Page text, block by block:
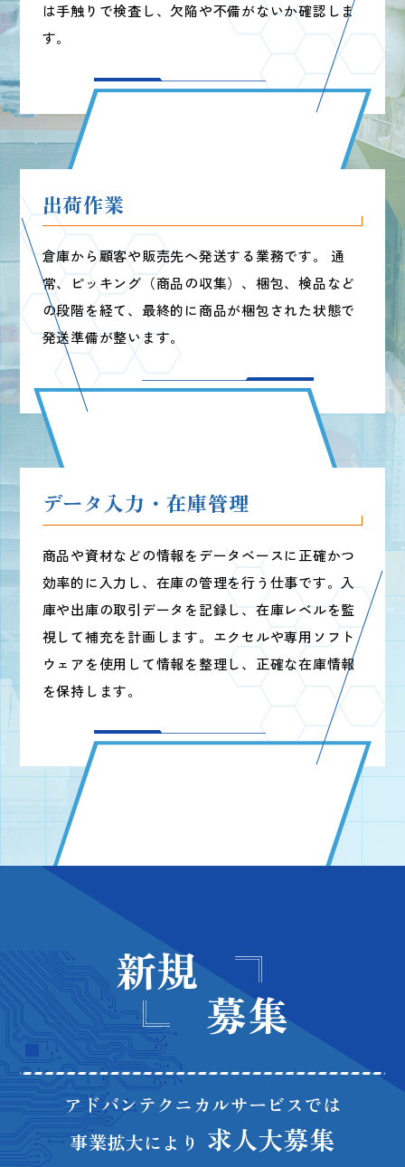
は手触りで検査し、欠陥や不備がないか確認しま
す。
WORK WORK WORK WORK WORK
出荷作業
倉庫から顧客や販売先へ発送する業務です。
通
常、ピッキング（商品の収集）、 梱包、検品など
の段階を経て、 最終的に商品が梱包された状態で
発送準備が整います。
WORK WORK WORK WORK WORK
データ入力・在庫管理
商品や資材などの情報をデータベースに正確かつ
効率的に入力し、在庫の管理を行う仕事です。 入
庫や出庫の取引データを記録し、 在庫レベルを監
視して補充を計画します。 エクセルや専用ソフト
ウェアを使用して情報を整理し、 正確な在庫情報
を保持します。
WORK WORK WORK WORK WORK
新規
募集
アドバンテクニカルサービスでは
事業拡大により 求人大募集